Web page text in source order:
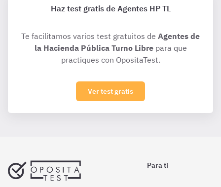
Haz test gratis de Agentes HP TL
Te facilitamos varios test gratuitos de Agentes de
la Hacienda Pública Turno Librepara que
practiques con OpositaTest.
Ver test gratis
Para ti